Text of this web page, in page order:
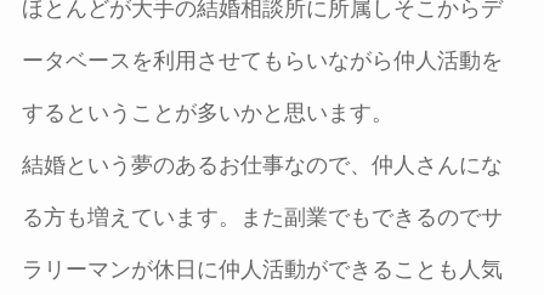
ほとんどが大手の結婚相談所に所属しそこからデ
ータベースを利用させてもらいながら仲人活動を
するということが多いかと思います。
結婚という夢のあるお仕事なので、仲人さんにな
る方も増えています。また副業でもできるのでサ
ラリーマンが休日に仲人活動ができることも人気